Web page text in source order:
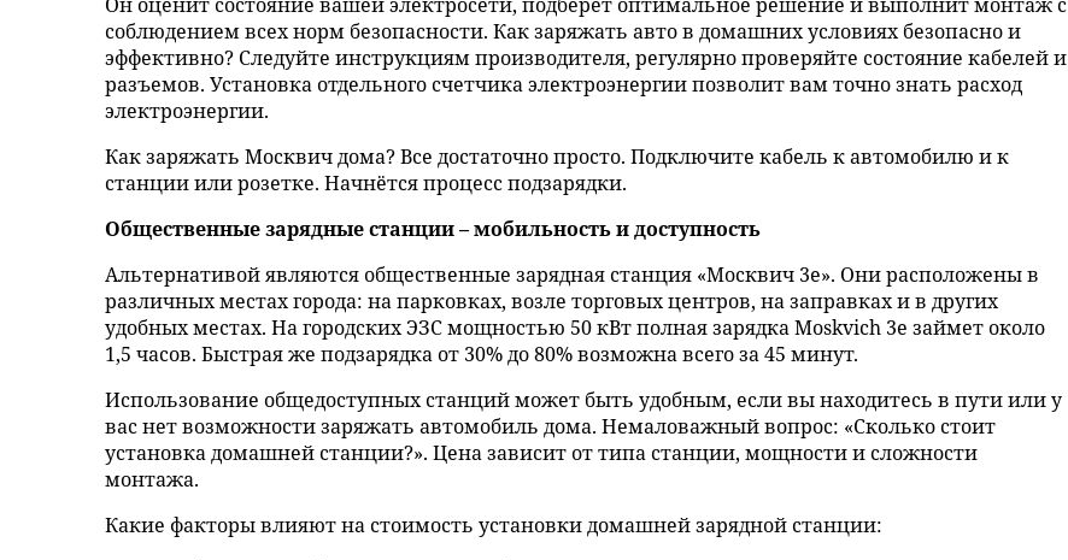
соблюдением всех норм безопасности. Как заряжать авто в домашних условиях безопасно и
эффективно? Следуйте инструкциям производителя, регулярно проверяйте состояние кабелей и
разъемов. Установка отдельного счетчика электроэнергии позволит вам точно знать расход
электроэнергии.
Как заряжать Москвич дома? Все достаточно просто. Подключите кабель к автомобилю и к
станции или розетке. Начнётся процесс подзарядки.
Общественные зарядные станции – мобильность и доступность
Альтернативой являются общественные зарядная станция «Москвич 3е». Они расположены в
различных местах города: на парковках, возле торговых центров, на заправках и в других
удобных местах. На городских ЭЗС мощностью 50 кВт полная зарядка Moskvich 3е займет около
1,5 часов. Быстрая же подзарядка от 30% до 80% возможна всего за 45 минут.
Использование общедоступных станций может быть удобным, если вы находитесь в пути или у
вас нет возможности заряжать автомобиль дома. Немаловажный вопрос: «Сколько стоит
установка домашней станции?». Цена зависит от типа станции, мощности и сложности
монтажа.
Какие факторы влияют на стоимость установки домашней зарядной станции: